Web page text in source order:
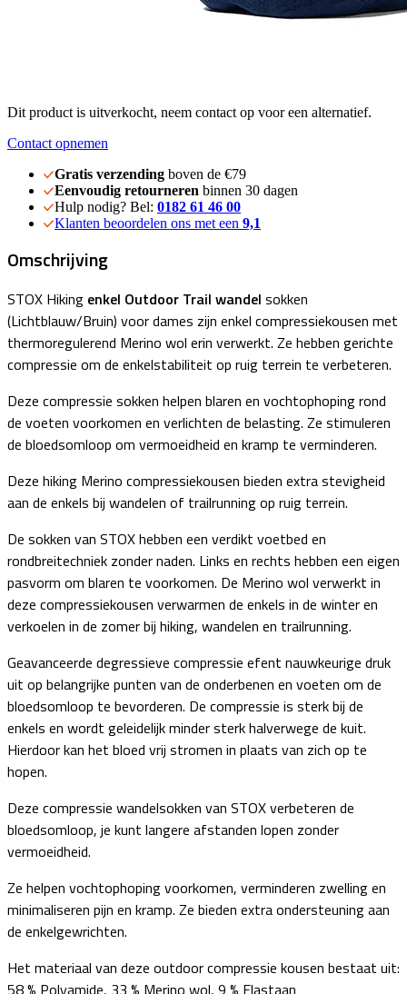
Dit product is uitverkocht, neem contact op voor een alternatief.
Contact opnemen
Gratis verzending boven de €79
Eenvoudig retourneren binnen 30 dagen
Hulp nodig? Bel: 0182 61 46 00
Klanten beoordelen ons met een 9,1
Omschrijving
STOX Hiking enkel Outdoor Trail wandel sokken
(Lichtblauw/Bruin) voor dames zijn enkel compressiekousen met
thermoregulerend Merino wol erin verwerkt. Ze hebben gerichte
compressie om de enkelstabiliteit op ruig terrein te verbeteren.
Deze compressie sokken helpen blaren en vochtophoping rond
de voeten voorkomen en verlichten de belasting. Ze stimuleren
de bloedsomloop om vermoeidheid en kramp te verminderen.
Deze hiking Merino compressiekousen bieden extra stevigheid
aan de enkels bij wandelen of trailrunning op ruig terrein.
De sokken van STOX hebben een verdikt voetbed en
rondbreitechniek zonder naden. Links en rechts hebben een eigen
pasvorm om blaren te voorkomen. De Merino wol verwerkt in
deze compressiekousen verwarmen de enkels in de winter en
verkoelen in de zomer bij hiking, wandelen en trailrunning.
Geavanceerde degressieve compressie efent nauwkeurige druk
uit op belangrijke punten van de onderbenen en voeten om de
bloedsomloop te bevorderen. De compressie is sterk bij de
enkels en wordt geleidelijk minder sterk halverwege de kuit.
Hierdoor kan het bloed vrij stromen in plaats van zich op te
hopen.
Deze compressie wandelsokken van STOX verbeteren de
bloedsomloop, je kunt langere afstanden lopen zonder
vermoeidheid.
Ze helpen vochtophoping voorkomen, verminderen zwelling en
minimaliseren pijn en kramp. Ze bieden extra ondersteuning aan
de enkelgewrichten.
Het materiaal van deze outdoor compressie kousen bestaat uit:
58 % Polyamide, 33 % Merino wol, 9 % Elastaan